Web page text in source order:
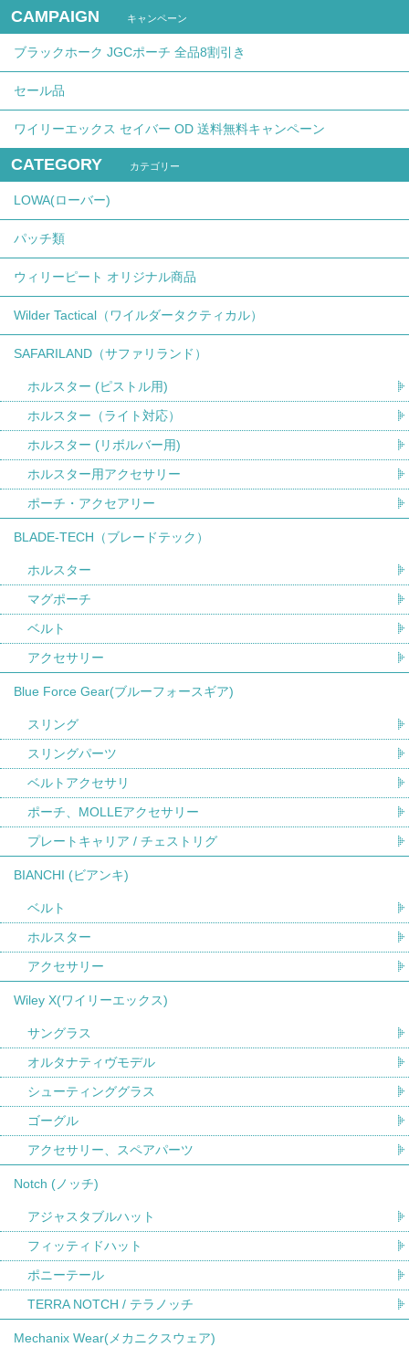
CAMPAIGN キャンペーン
ブラックホーク JGCポーチ 全品8割引き
セール品
ワイリーエックス セイバー OD 送料無料キャンペーン
CATEGORY カテゴリー
LOWA(ローバー)
パッチ類
ウィリーピート オリジナル商品
Wilder Tactical（ワイルダータクティカル）
SAFARILAND（サファリランド）
ホルスター (ピストル用)
ホルスター（ライト対応）
ホルスター (リボルバー用)
ホルスター用アクセサリー
ポーチ・アクセアリー
BLADE-TECH（ブレードテック）
ホルスター
マグポーチ
ベルト
アクセサリー
Blue Force Gear(ブルーフォースギア)
スリング
スリングパーツ
ベルトアクセサリ
ポーチ、MOLLEアクセサリー
プレートキャリア / チェストリグ
BIANCHI (ビアンキ)
ベルト
ホルスター
アクセサリー
Wiley X(ワイリーエックス)
サングラス
オルタナティヴモデル
シューティンググラス
ゴーグル
アクセサリー、スペアパーツ
Notch (ノッチ)
アジャスタブルハット
フィッティドハット
ポニーテール
TERRA NOTCH / テラノッチ
Mechanix Wear(メカニクスウェア)